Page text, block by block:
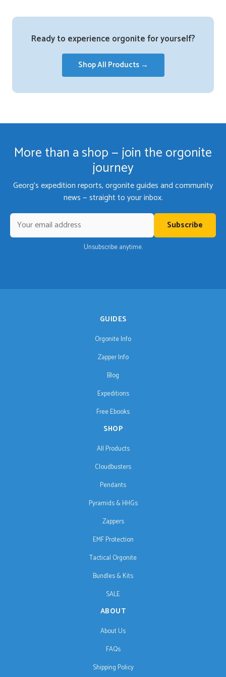
Ready to experience orgonite for yourself?
Shop All Products →
More than a shop — join the orgonite
journey
Georg's expedition reports, orgonite guides and community
news — straight to your inbox.
Subscribe
Unsubscribe anytime.
GUIDES
Orgonite Info
Zapper Info
Blog
Expeditions
Free Ebooks
SHOP
All Products
Cloudbusters
Pendants
Pyramids & HHGs
Zappers
EMF Protection
Tactical Orgonite
Bundles & Kits
SALE
ABOUT
About Us
FAQs
Shipping Policy